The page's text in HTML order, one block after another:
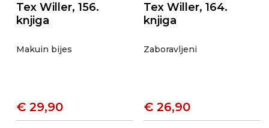
Tex Willer, 156.
knjiga
Makuin bijes
€ 29,90
Tex Willer, 164.
knjiga
Zaboravljeni
€ 26,90